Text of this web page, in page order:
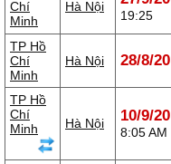
Chí
Minh
Hà Nội
19:25
TP Hồ
Chí
Minh
Hà Nội 28/8/20
TP Hồ
Chí
Minh
Hà Nội 10/9/20
8:05 AM